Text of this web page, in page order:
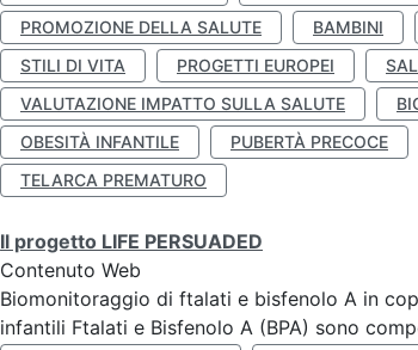
PROMOZIONE DELLA SALUTE
BAMBINI
STILI DI VITA
PROGETTI EUROPEI
VALUTAZIONE IMPATTO SULLA SALUTE
OBESITÀ INFANTILE
PUBERTÀ PRECOCE
TELARCA PREMATURO
Il progetto LIFE PERSUADED
Contenuto Web
Biomonitoraggio di ftalati e bisfenolo A in
infantili Ftalati e Bisfenolo A (BPA) sono